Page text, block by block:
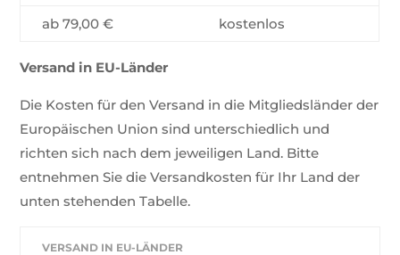
ab 79,00 € kostenlos
Versand in EU-Länder
Die Kosten für den Versand in die Mitgliedsländer der
Europäischen Union sind unterschiedlich und
richten sich nach dem jeweiligen Land. Bitte
entnehmen Sie die Versandkosten für Ihr Land der
unten stehenden Tabelle.
VERSAND IN EU-LÄNDER